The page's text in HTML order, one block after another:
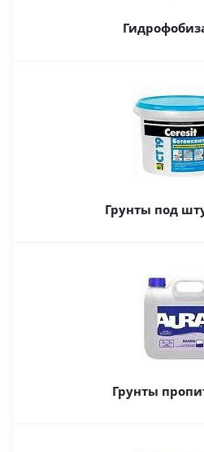
Грунты под
Грунты